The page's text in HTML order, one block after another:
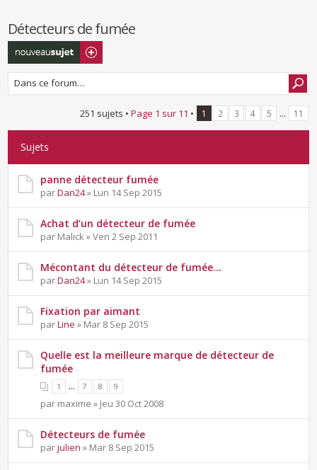
Détecteurs de fumée
Écrire un nouveau
251 sujets • Page 1 sur 11 • 1 2 3 4 5 ... 11
Sujets
panne détecteur fumée
parDan24» Lun 14 Sep 2015
Achat d’un détecteur de fumée
par Malick » Ven 2 Sep 2011
Mécontant du détecteur de fumée...
parDan24» Lun 14 Sep 2015
Fixation par aimant
parLine » Mar 8 Sep 2015
Quelle est la meilleure marque de détecteur de
fumée
1 ... 7 8 9
par maxime » Jeu 30 Oct 2008
Détecteurs de fumée
parjulien » Mar 8 Sep 2015